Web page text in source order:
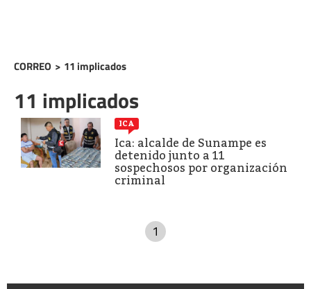
CORREO > 11 implicados
11 implicados
ICA
Ica: alcalde de Sunampe es
detenido junto a 11
sospechosos por organización
criminal
1